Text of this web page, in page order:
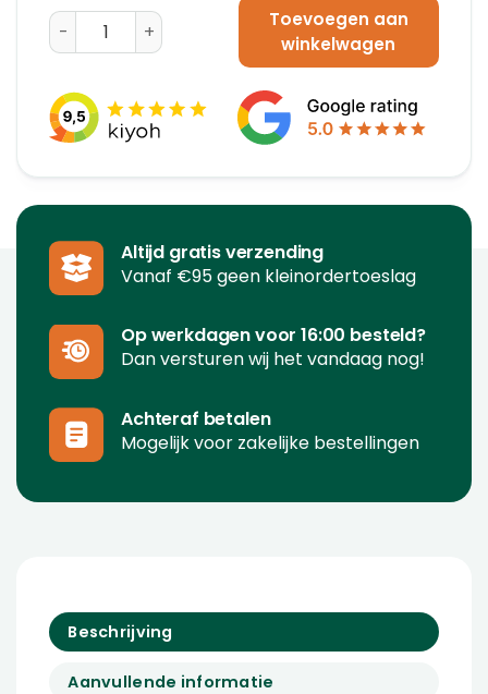
Opvulpapier PA5400A - 70 gram/m² (700 mm x 350
Toevoegen aan
winkelwagen
Altijd gratis verzending
Vanaf €95 geen kleinordertoeslag
Op werkdagen voor 16:00 besteld?
Dan versturen wij het vandaag nog!
Achteraf betalen
Mogelijk voor zakelijke bestellingen
Beschrijving
Aanvullende informatie